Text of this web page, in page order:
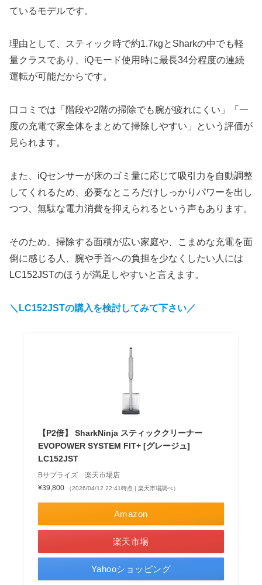
ているモデルです。
理由として、スティック時で約1.7kgとSharkの中でも軽
量クラスであり、iQモード使用時に最長34分程度の連続
運転が可能だからです。
口コミでは「階段や2階の掃除でも腕が疲れにくい」「一
度の充電で家全体をまとめて掃除しやすい」という評価が
見られます。
また、iQセンサーが床のゴミ量に応じて吸引力を自動調整
してくれるため、必要なところだけしっかりパワーを出し
つつ、無駄な電力消費を抑えられるという声もあります。
そのため、掃除する面積が広い家庭や、こまめな充電を面
倒に感じる人、腕や手首への負担を少なくしたい人には
LC152JSTのほうが満足しやすいと言えます。
＼LC152JSTの購入を検討してみて下さい／
【P2倍】 SharkNinja スティッククリーナー
EVOPOWER SYSTEM FIT+ [グレージュ]
LC152JST
Bサプライズ 楽天市場店
¥39,800
（2026/04/12 22:41時点 | 楽天市場調べ）
Amazon
楽天市場
Yahooショッピング